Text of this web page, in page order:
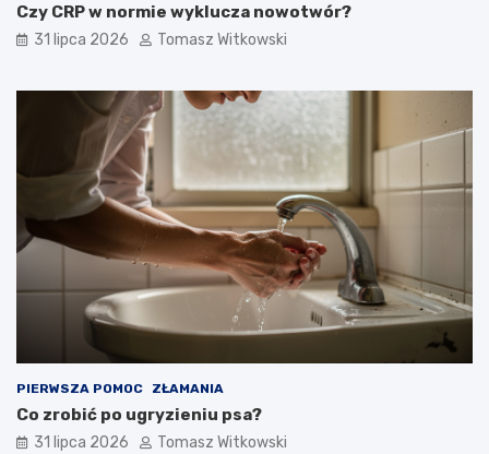
Czy CRP w normie wyklucza nowotwór?
31 lipca 2026 Tomasz Witkowski
PIERWSZA POMOC ZŁAMANIA
Co zrobić po ugryzieniu psa?
31 lipca 2026 Tomasz Witkowski